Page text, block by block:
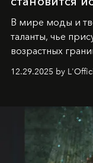
В мире моды и
таланты, чье
возрастных
харизмы, чье
2025
и LUXIA
уникальное
12.29.2025 by